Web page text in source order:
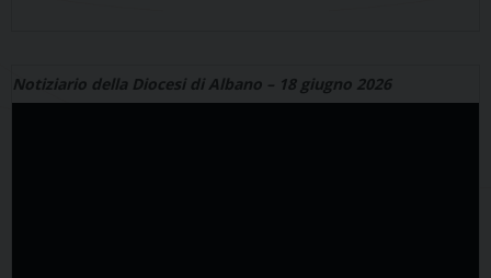
Notiziario della Diocesi di Albano – 18 giugno 2026